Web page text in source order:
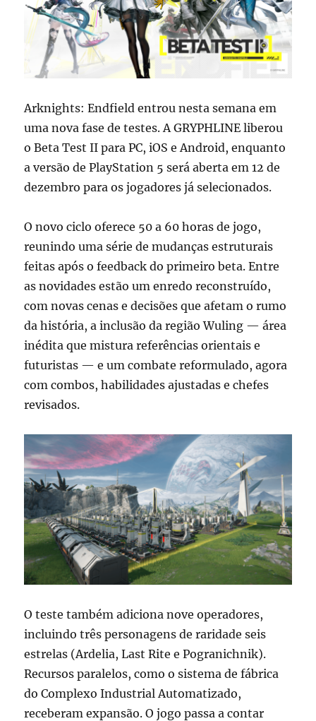
estreia
mundial
Arknights: Endfield entrou nesta semana em
uma nova fase de testes. A GRYPHLINE liberou
o Beta Test II para PC, iOS e Android, enquanto
a versão de PlayStation 5 será aberta em 12 de
dezembro para os jogadores já selecionados.
O novo ciclo oferece 50 a 60 horas de jogo,
reunindo uma série de mudanças estruturais
feitas após o feedback do primeiro beta. Entre
as novidades estão um enredo reconstruído,
com novas cenas e decisões que afetam o rumo
da história, a inclusão da região Wuling — área
inédita que mistura referências orientais e
futuristas — e um combate reformulado, agora
com combos, habilidades ajustadas e chefes
revisados.
O teste também adiciona nove operadores,
incluindo três personagens de raridade seis
estrelas (Ardelia, Last Rite e Pogranichnik).
Recursos paralelos, como o sistema de fábrica
do Complexo Industrial Automatizado,
receberam expansão. O jogo passa a contar